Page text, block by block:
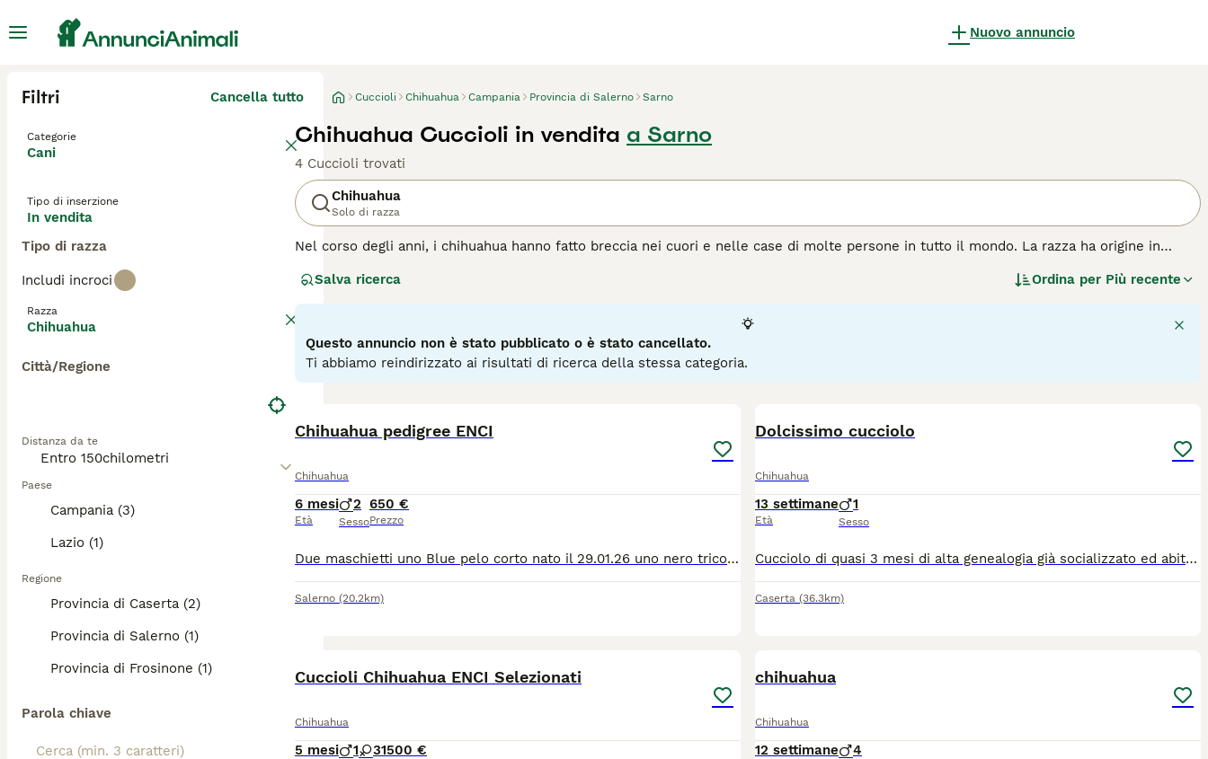
Nuovo annuncio
Filtri Cancella tutto
Categorie
Cani
Tipo di inserzione
In vendita
Tipo di razza
Includi incroci
Razza
Chihuahua
Città/Regione
Distanza da te
Paese
Campania (3)
Lazio (1)
Regione
Provincia di Caserta (2)
Provincia di Salerno (1)
Provincia di Frosinone (1)
Parola chiave
Cuccioli Chihuahua Campania Provincia di Salerno Sarno
Chihuahua Cuccioli in vendita a Sarno
4 Cuccioli trovati
Chihuahua
Solo di razza
Nel corso degli anni, i chihuahua hanno fatto breccia nei cuori e nelle case di molte persone in tutto il mondo. La razza ha origine in
essere più grandi di quello che sono in realtà. Una cosa che un chihuahua non è, è un cane da borsetta. Questi piccoli cani sono infatti
andranno avanti per la loro strada qualunque cosa accada. Sono anche animali leali e affettuosi e non amano altro che trascorrere il
maggior tempo possibile con i loro proprietari, il che significa che i chihuahua non possono stare da soli per lunghi periodi di tempo.
Leggi lanostra pagina di consigli sul Chihuahuaper informazioni su questa razza di cane.
Salva ricerca Ordina per Più recente
Questo annuncio non è stato pubblicato o è stato cancellato.
Ti abbiamo reindirizzato ai risultati di ricerca della stessa categoria.
Chihuahua pedigree ENCI
Chihuahua
6 mesi
Età
2
Sesso
650 €
Prezzo
Due maschietti uno Blue pelo corto nato il 29.01.26 uno nero tricolor pelo corto nato il 24.02.2026. Verranno ceduti, no allevatori, con vaccinazioni complete di base, sverminazioni, chip passaggio di proprietà all Asl, pedigree. È gradita una breve presentazione.
Salerno (20.2km)
Dolcissimo cucciolo
Chihuahua
13 settimane
Età
1
Sesso
Cucciolo di quasi 3 mesi di alta genealogia già socializzato ed abituato alla traversina Con un eccellente carattere Già con microchip, vermifugo, 2 vaccinazioni al momento dentizione corretta 6x6 testicoli in sede pedigree ENCI DNA depositato
Caserta (36.3km)
Cuccioli Chihuahua ENCI Selezionati
Chihuahua
5 mesi 1 31500 €
chihuahua
Chihuahua
12 settimane 4